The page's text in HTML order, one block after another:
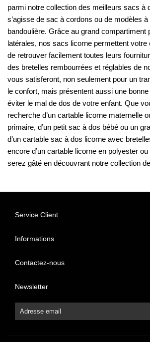
parmi notre collection des meilleurs sacs à
s’agisse de sac à cordons ou de modèles à
bandoulière. Grâce au grand compartiment
latérales, nos sacs licorne permettent votre
de retrouver facilement toutes leurs
des bretelles rembourrées et réglables de
vous satisferont, non seulement pour un
le confort, mais présentent aussi une
éviter le mal de dos de votre enfant. Que
recherche d’un cartable licorne maternelle
primaire, d’un petit sac à dos bébé ou un
d’un cartable sac à dos licorne avec
encore d’un cartable licorne en polyester
serez gâté en découvrant notre collection
Service Client
Informations
Contactez-nous
Newsletter